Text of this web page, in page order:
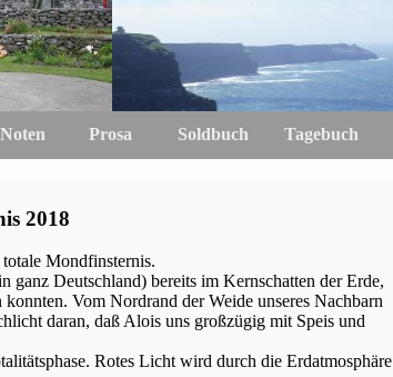
Noten Prosa Soldbuch Tagebuch
2018
Mondfinsternis.
Deutschland) bereits im Kernschatten der Erde,
Vom Nordrand der Weide unseres Nachbarn
daran, daß Alois uns großzügig mit Speis und
Rotes Licht wird durch die Erdatmosphäre